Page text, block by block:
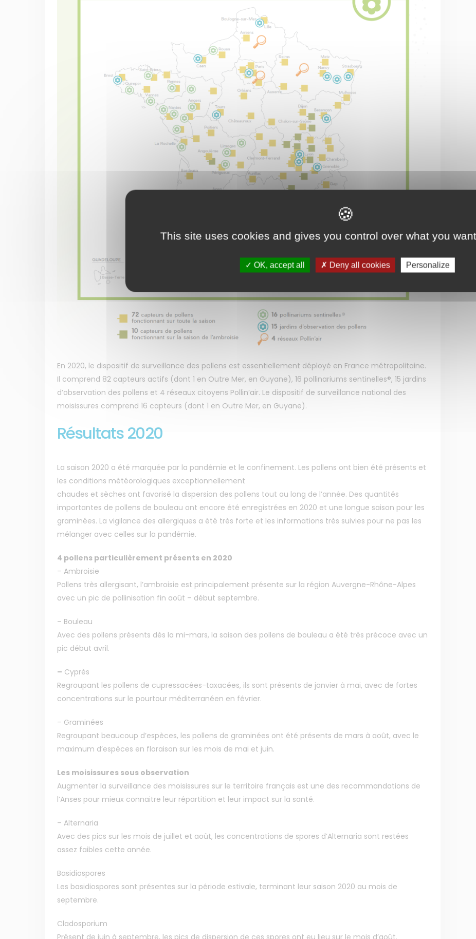
En 2020, le dispositif de surveillance des pollens est essentiellement déployé en France métropolitaine.
Il comprend 82 capteurs actifs (dont 1 en Outre Mer, en Guyane), 16 pollinariums sentinelles®, 15 jardins
d’observation des pollens et 4 réseaux citoyens Pollin’air. Le dispositif de surveillance national des
moisissures comprend 16 capteurs (dont 1 en Outre Mer, en Guyane).
Résultats 2020
La saison 2020 a été marquée par la pandémie et le confinement. Les pollens ont bien été présents et
les conditions météorologiques exceptionnellement
chaudes et sèches ont favorisé la dispersion des pollens tout au long de l’année. Des quantités
importantes de pollens de bouleau ont encore été enregistrées en 2020 et une longue saison pour les
graminées. La vigilance des allergiques a été très forte et les informations très suivies pour ne pas les
mélanger avec celles sur la pandémie.
4 pollens particulièrement présents en 2020
– Ambroisie
Pollens très allergisant, l’ambroisie est principalement présente sur la région Auvergne-Rhône-Alpes
avec un pic de pollinisation fin août – début septembre.
– Bouleau
Avec des pollens présents dès la mi-mars, la saison des pollens de bouleau a été très précoce avec un
pic début avril.
– Cyprès
Regroupant les pollens de cupressacées-taxacées, ils sont présents de janvier à mai, avec de fortes
concentrations sur le pourtour méditerranéen en février.
– Graminées
Regroupant beaucoup d’espèces, les pollens de graminées ont été présents de mars à août, avec le
maximum d’espèces en floraison sur les mois de mai et juin.
Les moisissures sous observation
Augmenter la surveillance des moisissures sur le territoire français est une des recommandations de
l’Anses pour mieux connaitre leur répartition et leur impact sur la santé.
– Alternaria
Avec des pics sur les mois de juillet et août, les concentrations de spores d’Alternaria sont restées
assez faibles cette année.
Basidiospores
Les basidiospores sont présentes sur la période estivale, terminant leur saison 2020 au mois de
septembre.
Cladosporium
This site uses cookies and gives you control over what you
OK, accept all Deny all cookies Personalize